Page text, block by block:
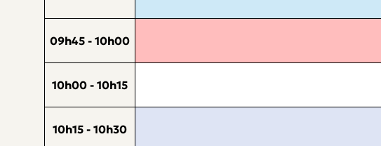
09h45 - 10h00
10h00 - 10h15
10h15 - 10h30